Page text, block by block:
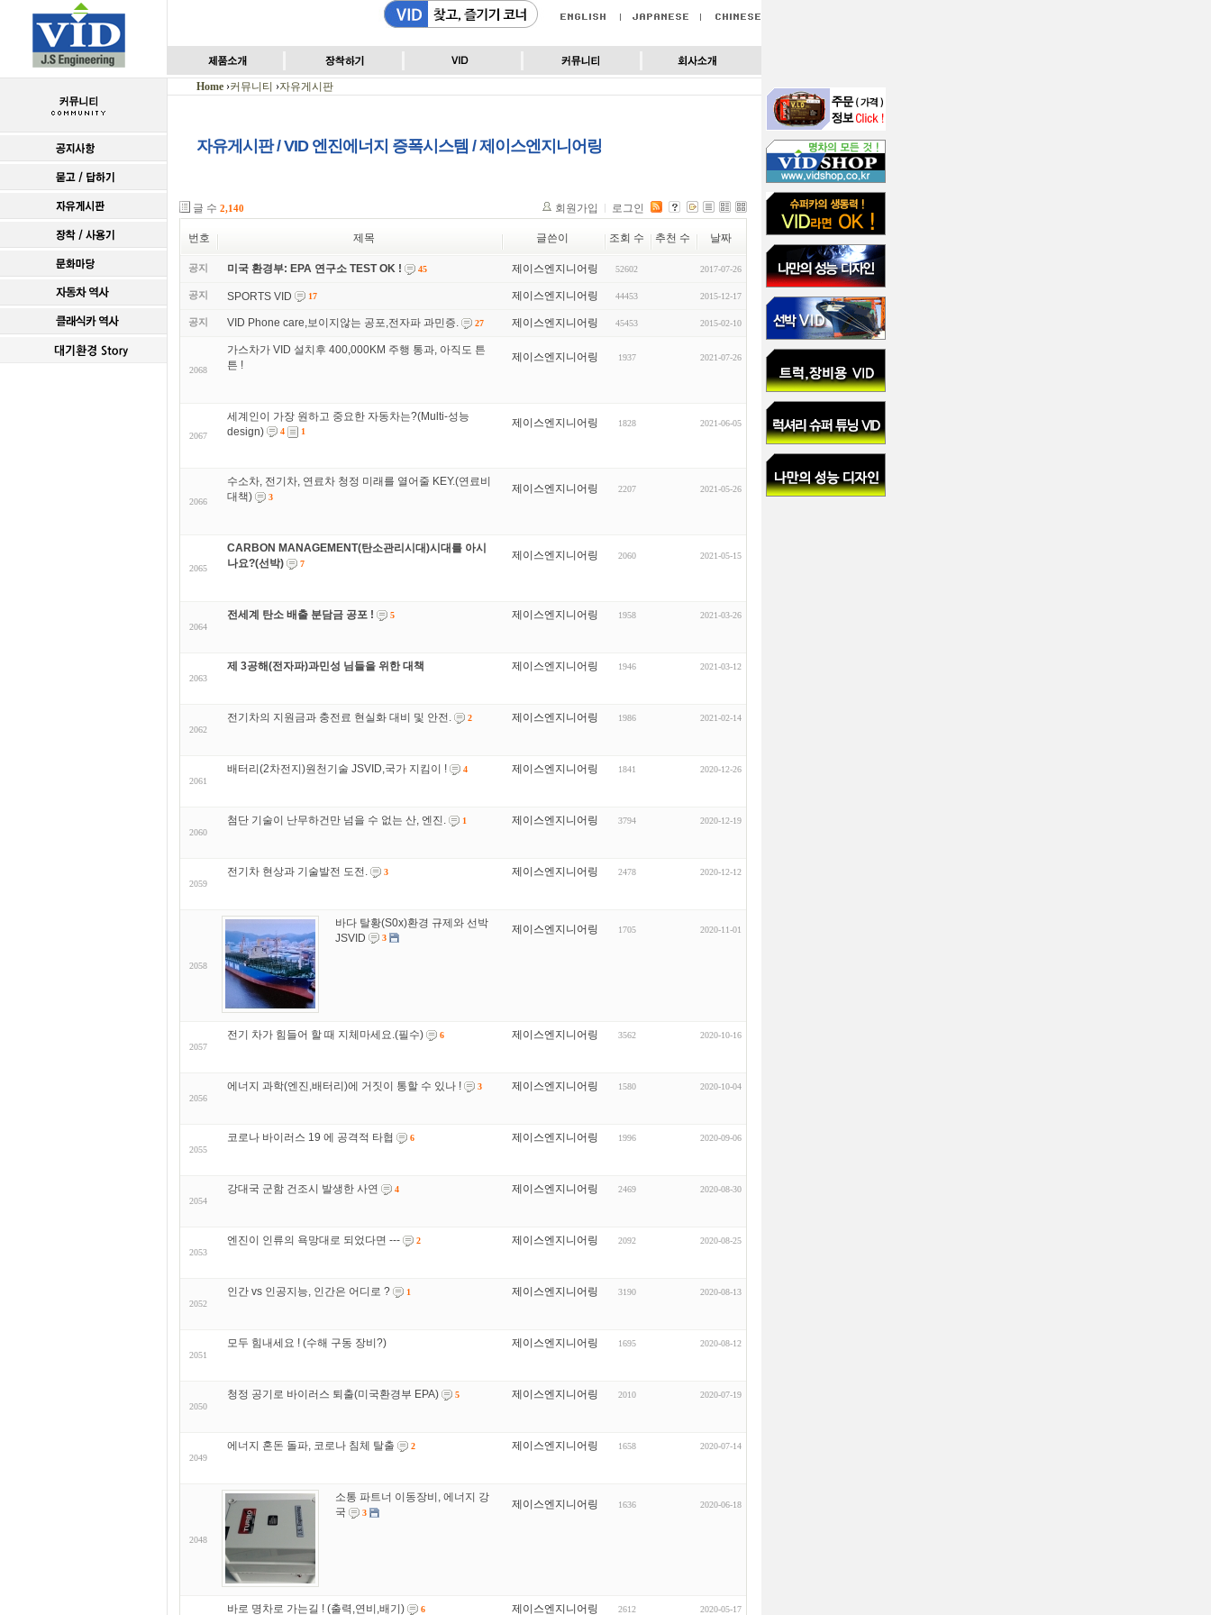
Home ›커뮤니티 ›자유게시판
자유게시판 / VID 엔진에너지 증폭시스템 / 제이스엔지니어링
글 수 2,140 회원가입 로그인
번호 제목 글쓴이 조회 수 추천 수 날짜
공지 미국 환경부: EPA 연구소 TEST OK ! 45 제이스엔지니어링 52602 2017-07-26
공지 SPORTS VID 17 제이스엔지니어링 44453 2015-12-17
공지 VID Phone care,보이지않는 공포,전자파 과민증. 27 제이스엔지니어링 45453 2015-02-10
2068
가스차가 VID 설치후 400,000KM 주행 통과, 아직도 튼
튼 !
제이스엔지니어링 1937 2021-07-26
2067
세계인이 가장 원하고 중요한 자동차는?(Multi-성능
design)
4 1
제이스엔지니어링 1828 2021-06-05
2066
수소차, 전기차, 연료차 청정 미래를 열어줄 KEY.(연료비
대책)
3
제이스엔지니어링 2207 2021-05-26
2065
CARBON MANAGEMENT(탄소관리시대)시대를 아시
나요?(선박)
7
제이스엔지니어링 2060 2021-05-15
2064
전세계 탄소 배출 분담금 공포 ! 5 제이스엔지니어링 1958 2021-03-26
2063
제 3공해(전자파)과민성 님들을 위한 대책 제이스엔지니어링 1946 2021-03-12
2062
전기차의 지원금과 충전료 현실화 대비 및 안전. 2 제이스엔지니어링 1986 2021-02-14
2061
배터리(2차전지)원천기술 JSVID,국가 지킴이 ! 4 제이스엔지니어링 1841 2020-12-26
2060
첨단 기술이 난무하건만 넘을 수 없는 산, 엔진. 1 제이스엔지니어링 3794 2020-12-19
2059
전기차 현상과 기술발전 도전. 3 제이스엔지니어링 2478 2020-12-12
2058
바다 탈황(S0x)환경 규제와 선박
JSVID
3
제이스엔지니어링 1705 2020-11-01
2057
전기 차가 힘들어 할 때 지체마세요.(필수) 6 제이스엔지니어링 3562 2020-10-16
2056
에너지 과학(엔진,배터리)에 거짓이 통할 수 있나 ! 3 제이스엔지니어링 1580 2020-10-04
2055
코로나 바이러스 19 에 공격적 타협 6 제이스엔지니어링 1996 2020-09-06
2054
강대국 군함 건조시 발생한 사연 4 제이스엔지니어링 2469 2020-08-30
2053
엔진이 인류의 욕망대로 되었다면 --- 2 제이스엔지니어링 2092 2020-08-25
2052
인간 vs 인공지능, 인간은 어디로 ? 1 제이스엔지니어링 3190 2020-08-13
2051
모두 힘내세요 ! (수해 구동 장비?) 제이스엔지니어링 1695 2020-08-12
2050
청정 공기로 바이러스 퇴출(미국환경부 EPA) 5 제이스엔지니어링 2010 2020-07-19
2049
에너지 혼돈 돌파, 코로나 침체 탈출 2 제이스엔지니어링 1658 2020-07-14
2048
소통 파트너 이동장비, 에너지 강
국
3
제이스엔지니어링 1636 2020-06-18
바로 명차로 가는길 ! (출력,연비,배기) 6 제이스엔지니어링 2612 2020-05-17